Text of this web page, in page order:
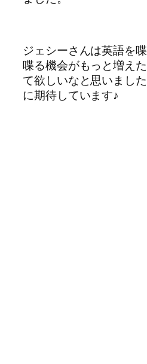
ジェシーさんは英語を
喋る機会がもっと増え
て欲しいなと思いまし
に期待しています♪